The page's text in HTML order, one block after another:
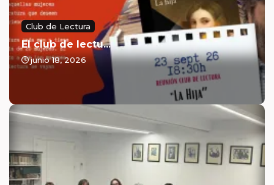
Club de Lectura
El club de lectu...
junio 18, 2026